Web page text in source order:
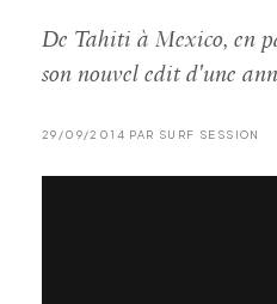
De Tahiti à Mexico, en
son nouvel edit d'une
29/09/2014 PAR SURF SESSION